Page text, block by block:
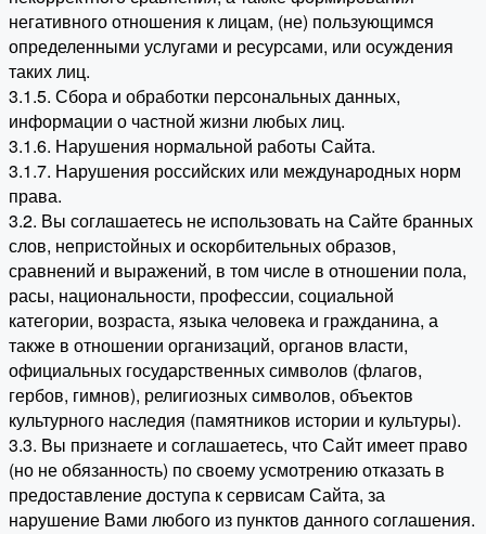
негативного отношения к лицам, (не) пользующимся
определенными услугами и ресурсами, или осуждения
таких лиц.
3.1.5. Сбора и обработки персональных данных,
информации о частной жизни любых лиц.
3.1.6. Нарушения нормальной работы Сайта.
3.1.7. Нарушения российских или международных норм
права.
3.2. Вы соглашаетесь не использовать на Сайте бранных
слов, непристойных и оскорбительных образов,
сравнений и выражений, в том числе в отношении пола,
расы, национальности, профессии, социальной
категории, возраста, языка человека и гражданина, а
также в отношении организаций, органов власти,
официальных государственных символов (флагов,
гербов, гимнов), религиозных символов, объектов
культурного наследия (памятников истории и культуры).
3.3. Вы признаете и соглашаетесь, что Сайт имеет право
(но не обязанность) по своему усмотрению отказать в
предоставление доступа к сервисам Сайта, за
нарушение Вами любого из пунктов данного соглашения.